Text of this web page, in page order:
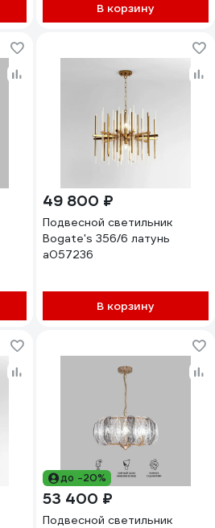
В корзину
49 800 ₽
Подвесной светильник
Bogate's 356/6 латунь
a057236
В корзину
до -20%
53 400 ₽
Подвесной светильник